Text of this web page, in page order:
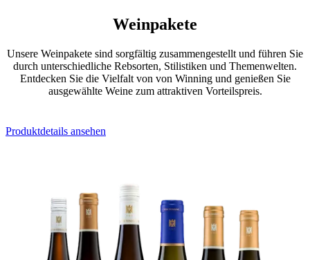
Weinpakete
Unsere Weinpakete sind sorgfältig zusammengestellt und führen Sie
durch unterschiedliche Rebsorten, Stilistiken und Themenwelten.
Entdecken Sie die Vielfalt von von Winning und genießen Sie
ausgewählte Weine zum attraktiven Vorteilspreis.
Produktdetails ansehen